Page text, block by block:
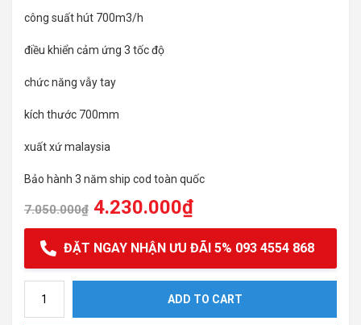
công suất hút 700m3/h
điều khiển cảm ứng 3 tốc độ
chức năng vẫy tay
kích thước 700mm
xuất xứ malaysia
Bảo hành 3 năm ship cod toàn quốc
7.050.000₫ 4.230.000₫
ĐẶT NGAY NHẬN ƯU ĐÃI 5% 093 4554 868
ADD TO CART